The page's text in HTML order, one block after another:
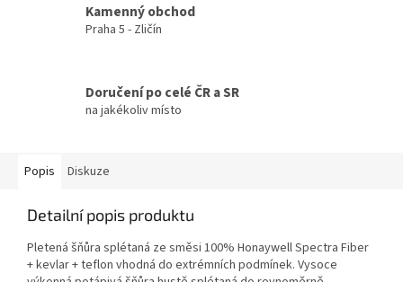
Kamenný obchod
Praha 5 - Zličín
Doručení po celé ČR a SR
na jakékoliv místo
Popis Diskuze
Detailní popis produktu
Pletená šňůra splétaná ze směsi 100% Honaywell Spectra Fiber
+ kevlar + teflon vhodná do extrémních podmínek. Vysoce